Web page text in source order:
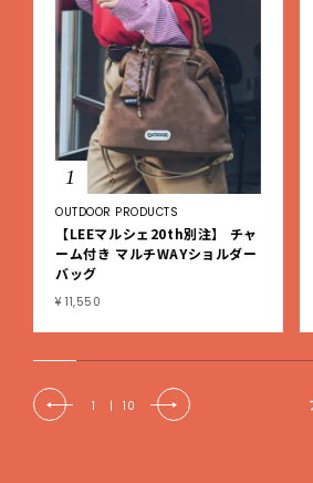
1
OUTDOOR PRODUCTS
【LEEマルシェ20th別注】 チャ
ーム付き マルチWAYショルダー
バッグ
¥ 11,550
1 | 10